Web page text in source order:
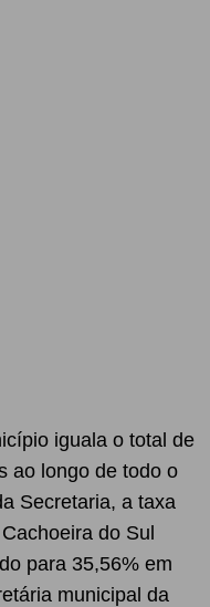
iguala o total de
ao longo de todo o
Secretaria, a taxa
do Sul
para 35,56% em
municipal da